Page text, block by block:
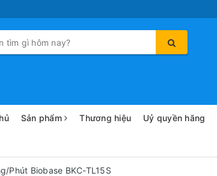
Sản phẩm Thương hiệu Uỷ quyền hãng
Phút Biobase BKC-TL15S